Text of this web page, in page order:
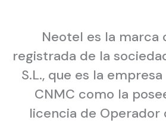
Neotel es la marca
registrada de la
S.L., que es la
CNMC como la
licencia de Operador